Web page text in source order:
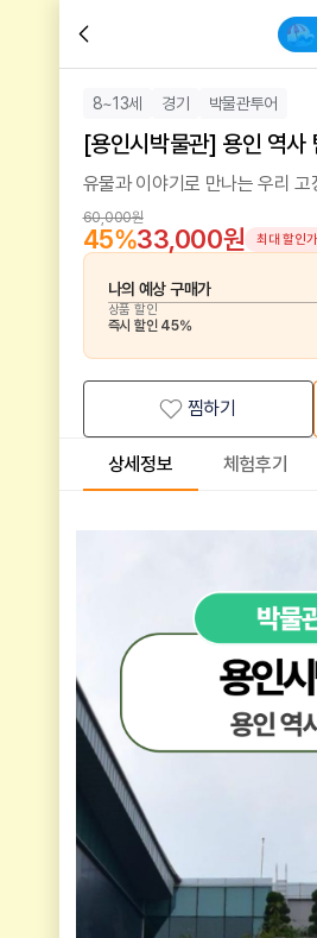
8~13세 경기 박물관투어
[용인시박물관] 용인 역사
유물과 이야기로 만나는 우리 고
60,000원
45%33,000원 최대 할인가
나의 예상 구매가
상품 할인
즉시 할인 45%
찜하기
상세정보 체험후기